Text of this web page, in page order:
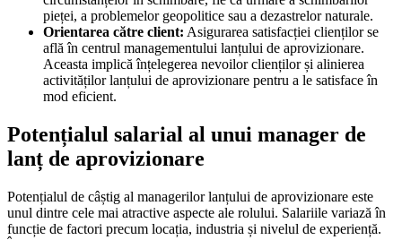
pieței, a problemelor geopolitice sau a dezastrelor naturale.
Orientarea către client: Asigurarea satisfacției clienților se
află în centrul managementului lanțului de aprovizionare.
Aceasta implică înțelegerea nevoilor clienților și alinierea
activităților lanțului de aprovizionare pentru a le satisface în
mod eficient.
Potențialul salarial al unui manager de
lanț de aprovizionare
Potențialul de câștig al managerilor lanțului de aprovizionare este
unul dintre cele mai atractive aspecte ale rolului. Salariile variază în
funcție de factori precum locația, industria și nivelul de experiență.